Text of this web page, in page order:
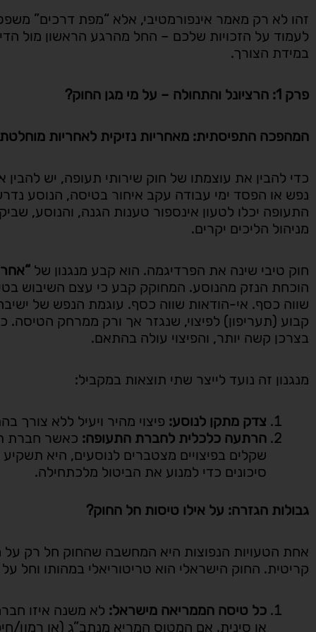
זהו לא רק מאמר אינפורמטיבי, אלא “מפת דרכים”
לעמוד על הזכויות שלכם – החל מהרגע הראשון מול
במידת הצורך.
פרק 1: הרציונל והתחולה – על מי מגן החוק?
המהפכה התפיסתית: מאחריות נזיקית לאחריות מוחלטת
כדי להבין את עוצמתו של חוק שירותי תעופה, יש
נפש או הפסד ימי עבודה עקב איחור בטיסה, הנוסע
התעופה יכלו לטעון אינספור טענות הגנה, והנוסע,
מניהול הליכים יקרים.
חוק טיבי שינה את הפרדיגמה. הוא קבע מנגנון של
הוכחת הנזק מהנוסע. המחוקק קבע כי עצם השיבוש
שווה כסף. אי-הודאות שווה כסף. עוגמת הנפש של
קבוע (תעריפון) לפיצוי, שנגזר אך ורק ממרחק
בצרכן קשה יותר, והפיצוי עולה בהתאם.
מנגנון זה נועד לייצר שתי תוצאות במקביל:
צדק מתקן לנוסע: פיצוי מהיר ויעיל ללא
הרתעה כלכלית לחברת התעופה: כאשר חברת
שקלים בפיצויים מצטברים לנוסעים, היא תשקיע
סיכונים כדי למנוע את הביטול מלכתחילה.
גבולות הגזרה: על אילו טיסות חל החוק?
אחת הטעויות הנפוצות היא המחשבה שהחוק חל רק על
קריטית. החוק הישראלי הוא טריטוריאלי במהותו וחל
כל טיסה הממריאה מישראל: לא משנה איזו
או סינית. אם המטוס המריא מנתב”ג (או רמון/
תניר בראון





למקום, אין כמוך יצחק"